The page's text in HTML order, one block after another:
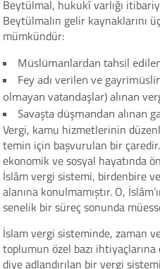
Beytülmal, hukukî varlığı
Beytülmalın gelir kaynaklarını
mümkündür:
Müslümanlardan tahsil
Fey adı verilen ve
olmayan vatandaşlar) alınan
Savaşta düşmandan alınan
Vergi, kamu hizmetlerinin
temin için başvurulan bir
ekonomik ve sosyal hayatında
İslâm vergi sistemi, birdenbire
alanına konulmamıştır. O,
senelik bir süreç sonunda
İslam vergi sisteminde, zaman
toplumun özel bazı
diye adlandırılan bir vergi